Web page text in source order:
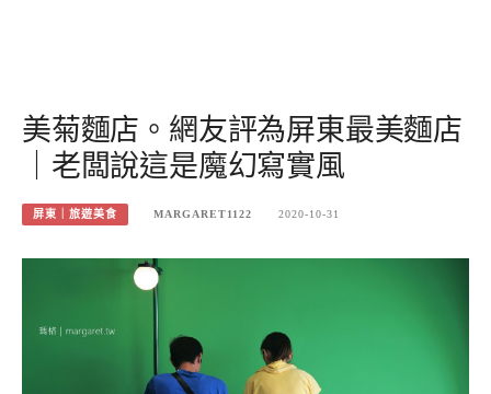
美菊麵店。網友評為屏東最美麵店
｜老闆說這是魔幻寫實風
屏東｜旅遊美食 MARGARET1122 2020-10-31